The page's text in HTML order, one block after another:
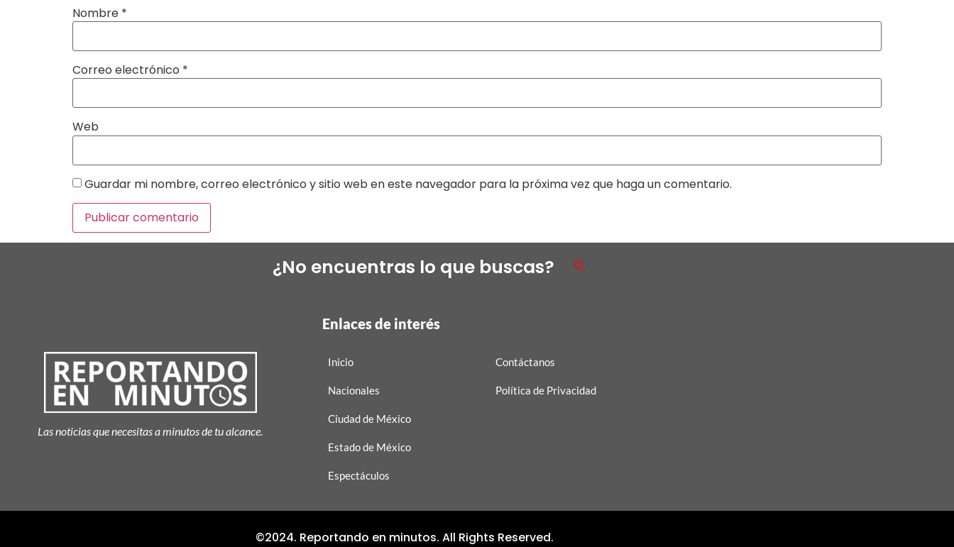
Nombre *
Correo electrónico *
Web
Guardar mi nombre, correo electrónico y sitio web en este navegador para la próxima vez que haga un comentario.
¿No encuentras lo que buscas?
Las noticias que necesitas a minutos de tu alcance.
Enlaces de interés
Inicio
Nacionales
Ciudad de México
Estado de México
Espectáculos
Contáctanos
Política de Privacidad
©2024. Reportando en minutos. All Rights Reserved.